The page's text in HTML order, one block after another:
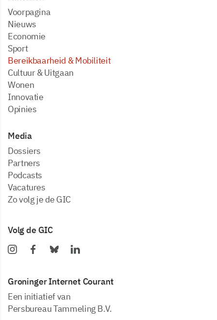
Voorpagina
Nieuws
Economie
Sport
Bereikbaarheid & Mobiliteit
Cultuur & Uitgaan
Wonen
Innovatie
Opinies
Media
dossiers
partners
podcasts
vacatures
zo volg je de GIC
Volg de GIC
Groninger Internet Courant
Een initiatief van
Persbureau Tammeling B.V.